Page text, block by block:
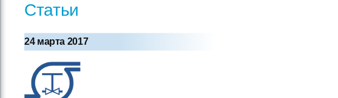
Статьи
24 марта 2017